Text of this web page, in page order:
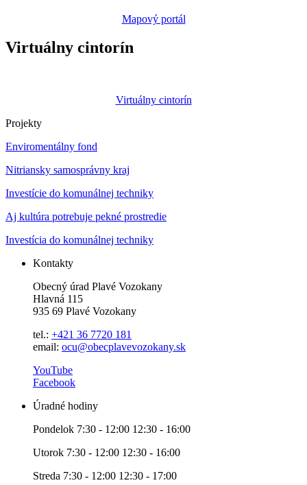
Mapový portál
Virtuálny cintorín
Virtuálny cintorín
Projekty
Enviromentálny fond
Nitriansky samosprávny kraj
Investície do komunálnej techniky
Aj kultúra potrebuje pekné prostredie
Investícia do komunálnej techniky
Kontakty
Obecný úrad Plavé Vozokany
Hlavná 115
935 69 Plavé Vozokany
tel.: +421 36 7720 181
email: ocu@obecplavevozokany.sk
YouTube
Facebook
Úradné hodiny
Pondelok 7:30 - 12:00 12:30 - 16:00
Utorok 7:30 - 12:00 12:30 - 16:00
Streda 7:30 - 12:00 12:30 - 17:00